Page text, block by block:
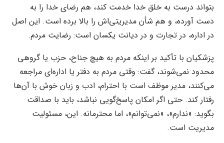
بتواند درست به خلق خدا خدمت کند، هم رضای خدا را به
دست آورده، و هم شأن مدیریتی‌اش را بالا برده است. این اصل
در اداره، در تجارت و در دیانت یکسان است: رضایت مردم.
پزشکیان با تأکید بر اینکه مردم به هیچ جناح، حزب یا گروهی
محدود نمی‌شوند، گفت: وقتی مردم به دفتر یا اداره‌ای مراجعه
می‌کنند، مدیر موظف است با احترام، ادب و زبان خوش با آن‌ها
رفتار کند. حتی اگر امکان پاسخ‌گویی نباشد، باید با صداقت
بگوید: «ندارم»، «نمی‌توانم»، اما محترمانه. این، مسئولیت
مدیریت است.